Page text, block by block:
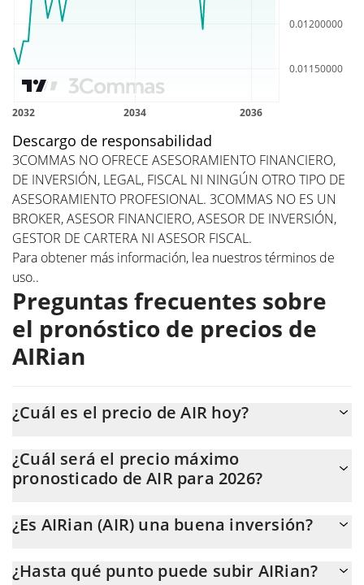
Descargo de responsabilidad
3COMMAS NO OFRECE ASESORAMIENTO FINANCIERO,
DE INVERSIÓN, LEGAL, FISCAL NI NINGÚN OTRO TIPO DE
ASESORAMIENTO PROFESIONAL. 3COMMAS NO ES UN
BROKER, ASESOR FINANCIERO, ASESOR DE INVERSIÓN,
GESTOR DE CARTERA NI ASESOR FISCAL.
Para obtener más información, lea nuestrostérminos de
uso..
Preguntas frecuentes sobre
el pronóstico de precios de
AIRian
¿Cuál es el precio de AIR hoy?
de mercado de $11.138.380.
¿Cuál será el precio máximo
pronosticado de AIR para 2026?
$0,013567826 a finales de 2026.
¿Es AIRian (AIR) una buena inversión?
previsiones pueden y suelen estar equivocadas, por lo que
¿Hasta qué punto puede subir AIRian?